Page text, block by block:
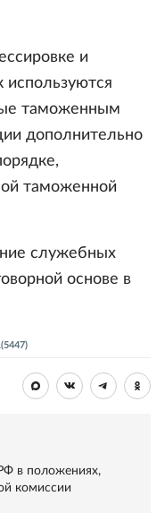
и
используются
таможенным
дополнительно
таможенной
служебных
основе в
в положениях,
комиссии